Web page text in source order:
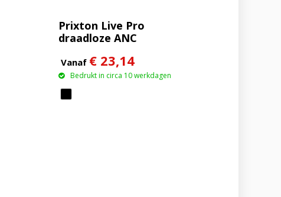
Prixton Live Pro
draadloze ANC
koptelefoon
Vanaf € 23,14
Bedrukt in circa 10 werkdagen